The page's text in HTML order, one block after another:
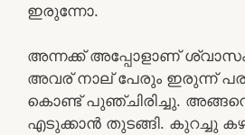
ഇരുന്നോ.
അന്നക്ക് അപ്പോളാണ്
അവര് നാല് പേരും ഇരുന്ന്
കൊണ്ട് പുഞ്ചിരിച്ചു. അങ്ങനെ
എടുക്കാൻ തുടങ്ങി.